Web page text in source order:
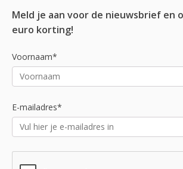
Meld je aan voor de nieuwsbrief en
euro korting!
Voornaam*
E-mailadres*